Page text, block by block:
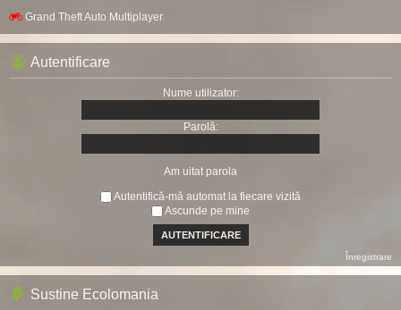
Grand Theft Auto Multiplayer
Autentificare
Nume utilizator:
Parolă:
Am uitat parola
Autentifică-mă automat la fiecare vizită
Ascunde pe mine
Înregistrare
Sustine Ecolomania